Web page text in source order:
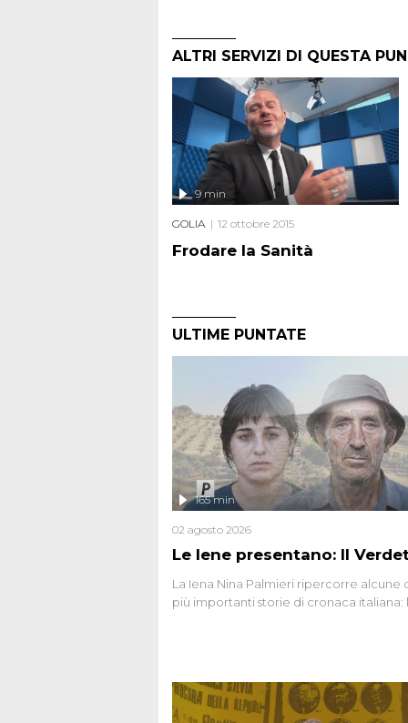
ALTRI SERVIZI DI QUESTA
Frodare la Sanità
9 min
GOLIA 12 ottobre 2015
ULTIME PUNTATE
Le Iene presentano: Il
165 min
02 agosto 2026
La Iena Nina Palmieri ripercorre alcune
più importanti storie di cronaca italiana: